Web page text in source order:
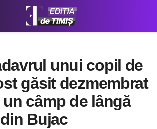
unui copil de
găsit dezmembrat
câmp de lângă
Bujac